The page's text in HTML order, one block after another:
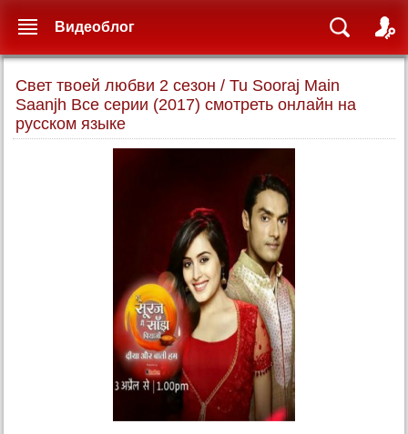
Свет твоей любви 2 сезон / Tu Sooraj Main
Saanjh Все серии (2017) смотреть онлайн на
русском языке
Видеоблог